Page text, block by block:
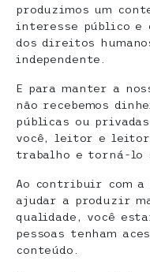
produzimos um
interesse público e
dos direitos
independente.
E para manter a
não recebemos
públicas ou
você, leitor e
trabalho e torná-lo
Ao contribuir com a
ajudar a produzir
qualidade, você
pessoas tenham
conteúdo.